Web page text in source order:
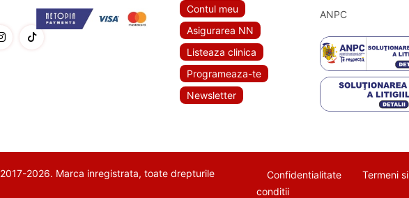
Contul meu
Asigurarea NN
Listeaza clinica
Programeaza-te
Newsletter
moderne de
ANPC
2017-2026. Marca inregistrata, toate drepturile
Confidentialitate
Termeni si
conditii